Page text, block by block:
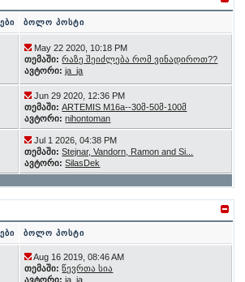
ბოლო პოსტი
May 22 2020, 10:18 PM
თემაში: რაზე შეიძლება რომ ვინადიროთ??
ავტორი: ja_ja
Jun 29 2020, 12:36 PM
თემაში: ARTEMIS M16a--30მ-50მ-100მ
ავტორი: nihontoman
Jul 1 2026, 04:38 PM
თემაში: Stejnar, Vandorn, Ramon and Si...
ავტორი: SilasDek
ბოლო პოსტი
Aug 16 2019, 08:46 AM
თემაში: წევრთა სია
ავტორი: ja_ja